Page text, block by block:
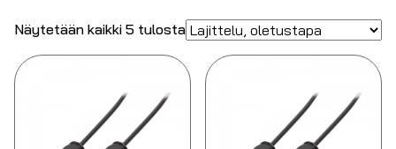
Näytetään kaikki 5 tulosta